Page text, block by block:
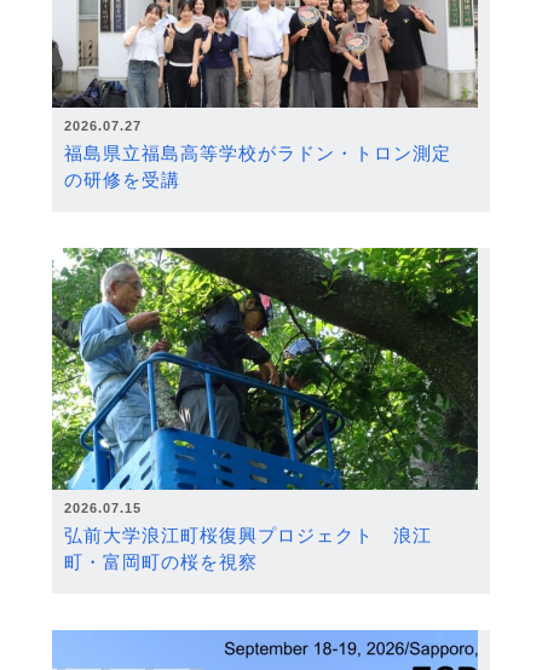
2026.07.27
福島県立福島高等学校がラドン・トロン測定
の研修を受講
2026.07.15
弘前大学浪江町桜復興プロジェクト 浪江
町・富岡町の桜を視察